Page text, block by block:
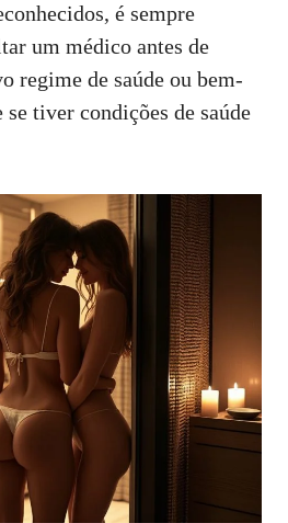
é sempre
um médico antes de
regime de saúde ou bem-
se tiver condições de saúde